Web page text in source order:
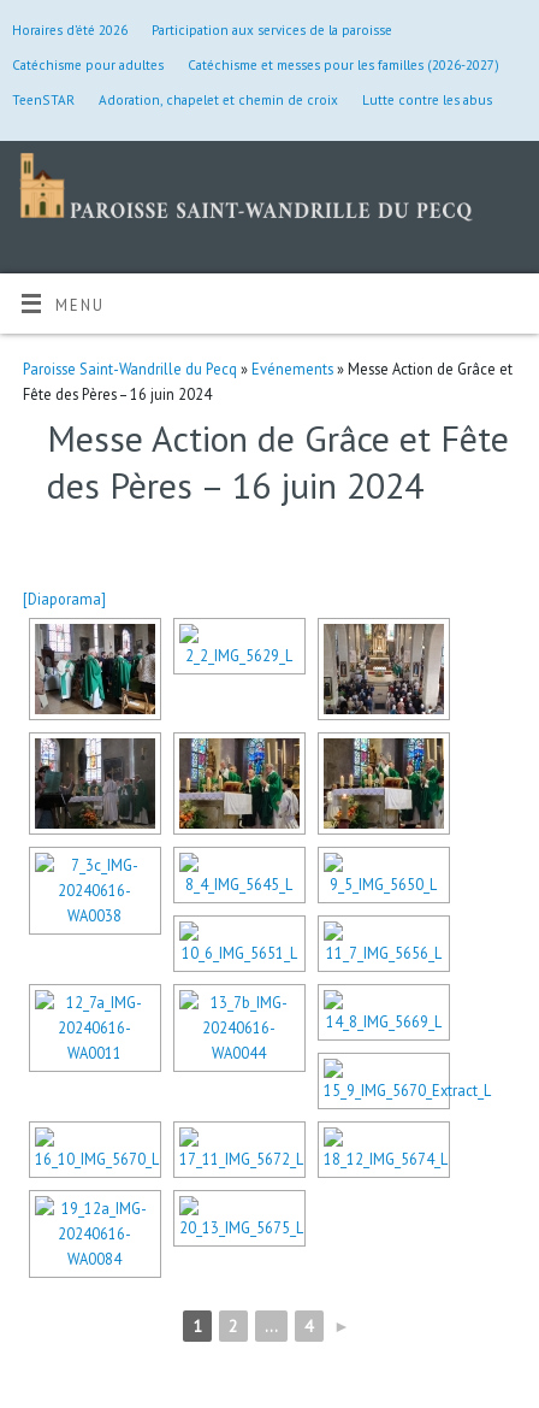
Horaires d’été 2026
Participation aux services de la paroisse
Catéchisme pour adultes
Catéchisme et messes pour les familles (2026-2027)
TeenSTAR
Adoration, chapelet et chemin de croix Lutte contre les abus
MENU
Paroisse Saint-Wandrille du Pecq »Evénements» Messe Action de Grâce et
Fête des Pères – 16 juin 2024
Messe Action de Grâce et Fête
des Pères – 16 juin 2024
[Diaporama]
1 2 ... 4 ►